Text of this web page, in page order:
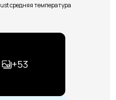
средняя температура
+53